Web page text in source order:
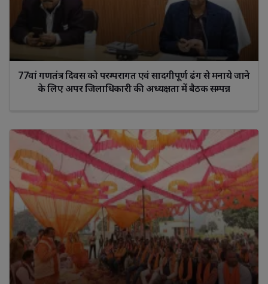
77वां गणतंत्र दिवस को परम्परागत एवं सादगीपूर्ण ढंग से मनाये जाने
के लिए अपर जिलाधिकारी की अध्यक्षता में बैठक सम्पन्न